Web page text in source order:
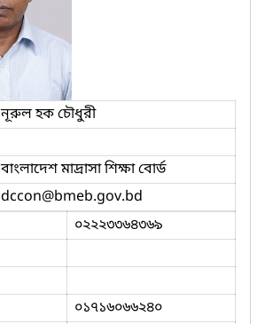
নূরুল হক চৌধুরী
বাংলাদেশ মাদ্রাসা শিক্ষা বোর্ড
dccon@bmeb.gov.bd
০২২২৩৩৬৪৩৬৯
০১৭১৬০৬৬২৪০